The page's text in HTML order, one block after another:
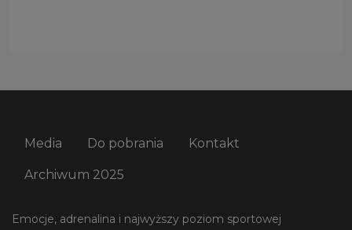
Media Do pobrania Kontakt
Archiwum 2025
Emocje, adrenalina i najwyższy poziom sportowej